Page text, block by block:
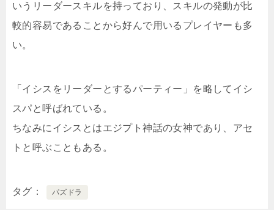
いうリーダースキルを持っており、スキルの発動が比
較的容易であることから好んで用いるプレイヤーも多
い。
「イシスをリーダーとするパーティー」を略してイシ
スパと呼ばれている。
ちなみにイシスとはエジプト神話の女神であり、アセ
トと呼ぶこともある。
タグ パズドラ